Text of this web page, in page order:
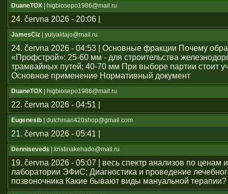
DuaneTOX | higbiosepo1986@mail.ru
24. června 2026 - 20:06 |
JamesCiz | yulyalitajo@mail.ru
24. června 2026 - 04:53 | Основные фракции Почему
«Профстрой»: 25-60 мм - для строительства
трамвайных путей; 40-70 мм При выборе партии стоит
Основное применение Нормативный документ
DuaneTOX | higbiosepo1986@mail.ru
22. června 2026 - 04:51 |
Eugenesib | dutchman420shop@gmail.com
21. června 2026 - 05:41 |
Denniseveds | kristinakehado@mail.ru
19. června 2026 - 05:07 | весь спектр анализов по ценам
лаборатории ЭФиС; Диагностика и проведение
позвоночника Какие бывают виды мануальной терапии?